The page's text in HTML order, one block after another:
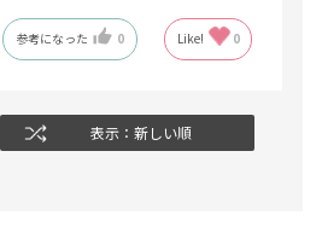
参考になった 0 Like! 0
表示：新しい順